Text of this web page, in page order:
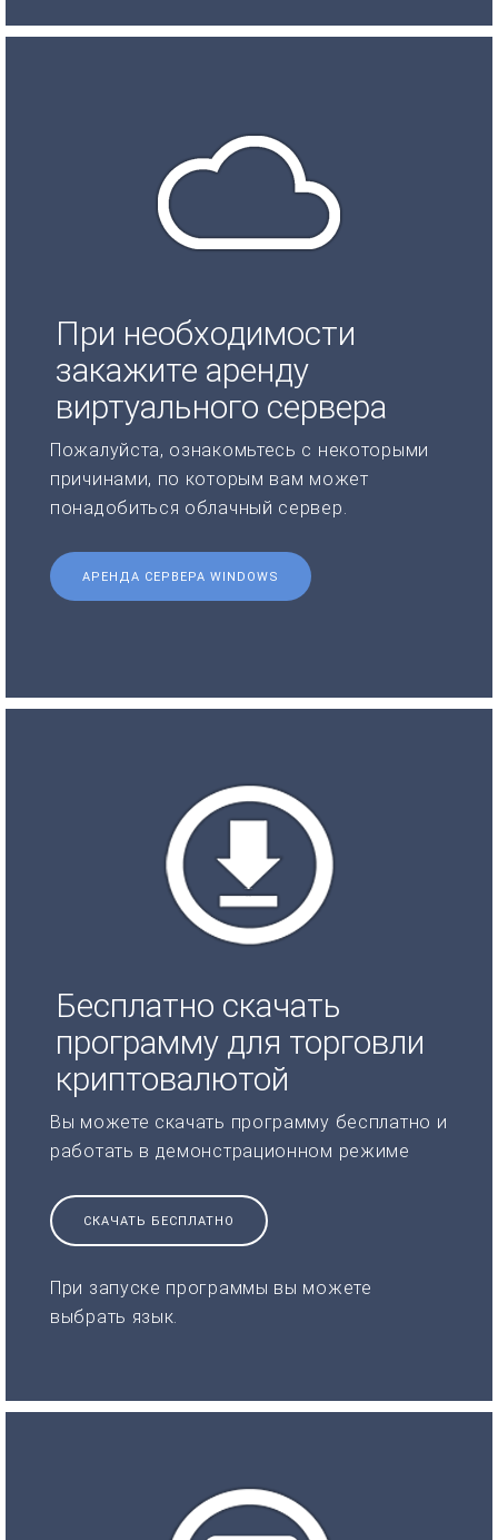
При необходимости
закажите аренду
виртуального сервера
Пожалуйста, ознакомьтесь с некоторыми
причинами, по которым вам может
понадобиться облачный сервер.
АРЕНДА СЕРВЕРА WINDOWS
Бесплатно скачать
программу для торговли
криптовалютой
Вы можете скачать программу бесплатно и
работать в демонстрационном режиме
СКАЧАТЬ БЕСПЛАТНО
При запуске программы вы можете
выбрать язык.